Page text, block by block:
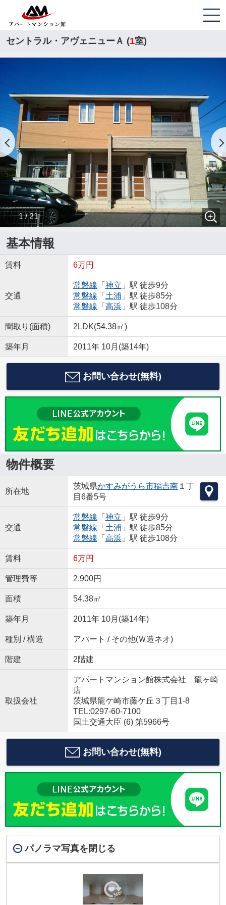
セントラル・アヴェニューＡ (1室)
1 / 21
基本情報
賃料 6万円
交通
常磐線 「 神立 」駅 徒歩9分
常磐線 「 土浦 」駅 徒歩85分
常磐線 「 高浜」駅 徒歩108分
間取り(面積) 2LDK(54.38㎡)
築年月 2011年 10月(築14年)
お問い合わせ(無料)
物件概要
所在地
茨城県かすみがうら市稲吉南１丁
目6番5号
交通
常磐線 「 神立 」駅 徒歩9分
常磐線 「 土浦 」駅 徒歩85分
常磐線 「 高浜」駅 徒歩108分
賃料 6万円
管理費等 2,900円
面積 54.38㎡
築年月 2011年 10月(築14年)
種別 / 構造 アパート / その他(Ｗ造ネオ)
階建 2階建
取扱会社
アパートマンション館株式会社 龍ヶ崎
店
茨城県龍ケ崎市藤ケ丘３丁目1-8
TEL:0297-60-7100
国土交通大臣 (6) 第5966号
お問い合わせ(無料)
パノラマ写真を閉じる